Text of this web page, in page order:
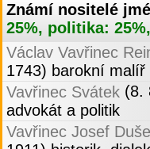
Známí nositelé
25%, politika:
Václav Vavřinec
1743) barokní malíř
Vavřinec Svátek (8.
advokát a politik
Vavřinec Josef